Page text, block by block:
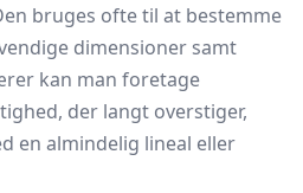
bruges ofte til at bestemme
dimensioner samt
kan man foretage
der langt overstiger,
en almindelig lineal eller